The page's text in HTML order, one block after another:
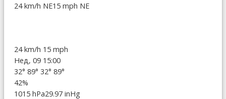
24 km/h NE15 mph NE
24 km/h 15 mph
Нед, 09 15:00
32° 89° 32° 89°
42%
1015 hPa29.97 inHg